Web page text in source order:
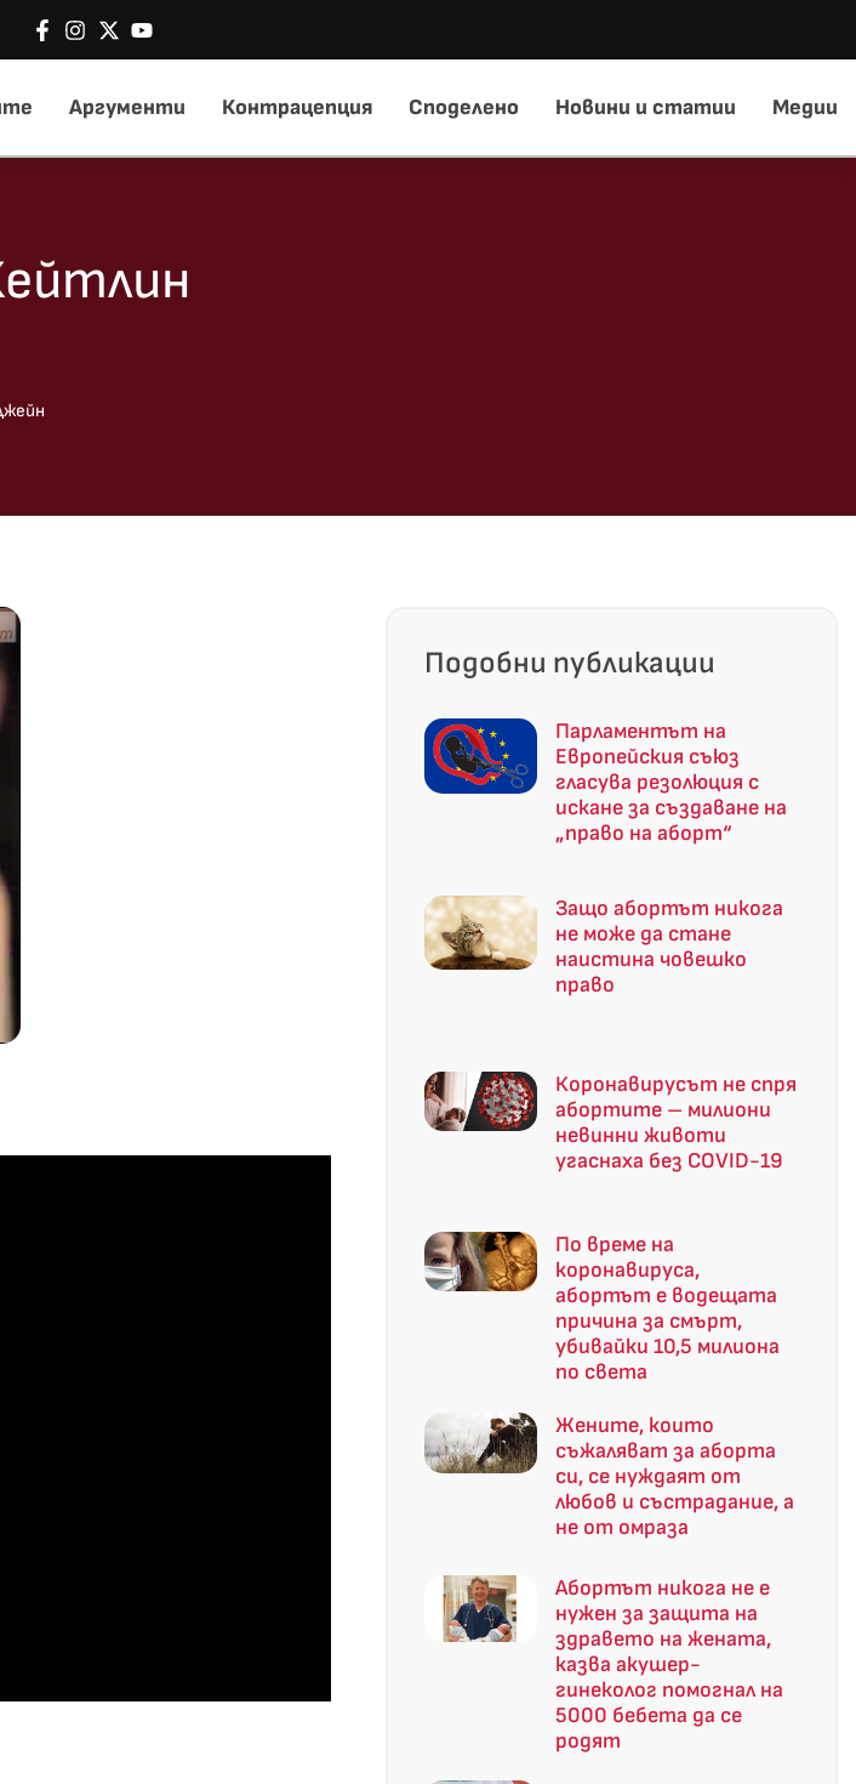
Аргументи Контрацепция Споделено Новини и статии Медии
Подобни публикации
Парламентът на
Европейския съюз
гласува резолюция с
искане за създаване на
„право на аборт“
Защо абортът никога
не може да стане
наистина човешко
право
Коронавирусът не спря
абортите – милиони
невинни животи
угаснаха без COVID-19
По време на
коронавируса,
абортът е водещата
причина за смърт,
убивайки 10,5 милиона
по света
Жените, които
съжаляват за аборта
си, се нуждаят от
любов и състрадание, а
не от омраза
Абортът никога не е
нужен за защита на
здравето на жената,
казва акушер-
гинеколог помогнал на
5000 бебета да се
родят